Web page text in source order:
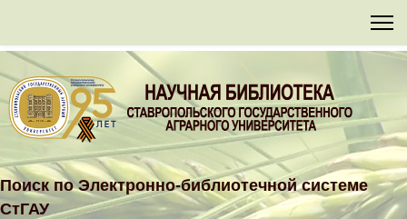
Поиск поЭлектронно-библиотечнойсистеме
СтГАУ